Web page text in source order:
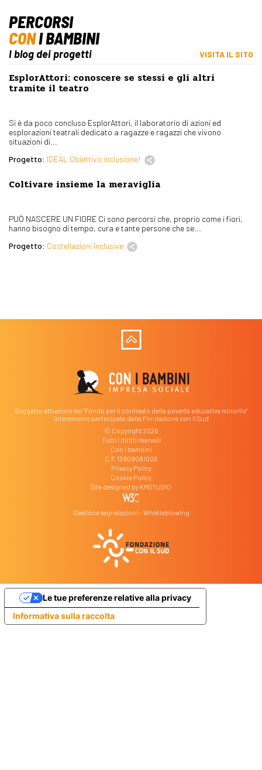
PERCORSI
CONI BAMBINI
I blog dei progetti VISITA IL SITO
EsplorAttori: conoscere se stessi e gli altri
tramite il teatro
Si è da poco concluso EsplorAttori, il laboratorio di azioni ed
esplorazioni teatrali dedicato a ragazze e ragazzi che vivono
situazioni di...
Progetto: IDEAL Obiettivo inclusione!
Coltivare insieme la meraviglia
PUÒ NASCERE UN FIORE Ci sono percorsi che, proprio come i fiori,
hanno bisogno di tempo, cura e tante persone che se...
Progetto: Costellazioni Inclusive
Soggetto attuatore del "Fondo per il contrasto della povertà educativa minorile"
interamente partecipata dalla Fondazione con il Sud
© Copyright 2026
Tutti i diritti riservati
Con i bambini
C.F. 13909081005
Privacy Policy
Cookie Policy
Site designed by KMSTUDIO
Gestione segnalazioni – Whistleblowing
Informativa sulla raccolta
Le tue preferenze relative alla privacy